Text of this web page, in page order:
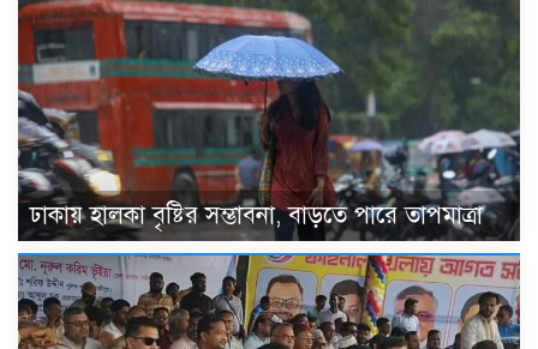
ঢাকায় হালকা বৃষ্টির সম্ভাবনা, বাড়তে পারে তাপমাত্রা